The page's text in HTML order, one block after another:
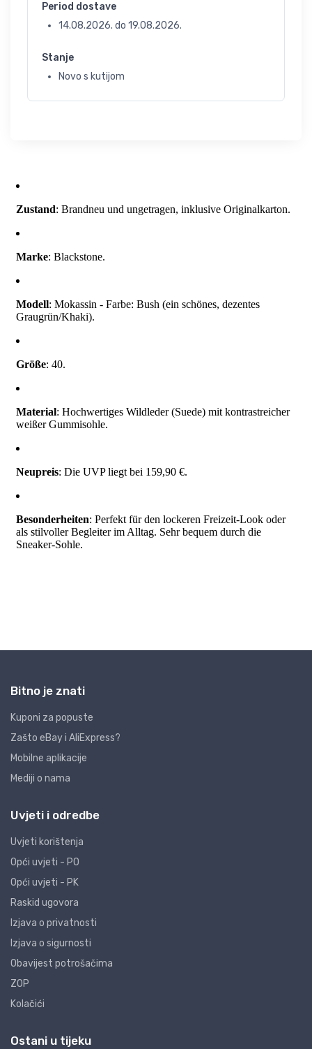
Period dostave
14.08.2026. do 19.08.2026.
Stanje
Novo s kutijom
Bitno je znati
Kuponi za popuste
Zašto eBay i AliExpress?
Mobilne aplikacije
Mediji o nama
Uvjeti i odredbe
Uvjeti korištenja
Opći uvjeti - PO
Opći uvjeti - PK
Raskid ugovora
Izjava o privatnosti
Izjava o sigurnosti
Obavijest potrošačima
ZOP
Kolačići
Ostani u tijeku